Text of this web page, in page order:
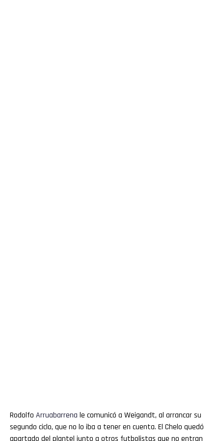
Rodolfo Arruabarrena le comunicó a Weigandt, al arrancar su
segundo ciclo, que no lo iba a tener en cuenta. El Chelo quedó
apartado del plantel junto a otros futbolistas que no entran